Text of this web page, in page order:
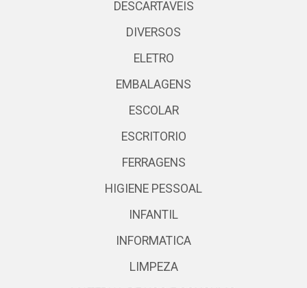
DESCARTAVEIS
DIVERSOS
ELETRO
EMBALAGENS
ESCOLAR
ESCRITORIO
FERRAGENS
HIGIENE PESSOAL
INFANTIL
INFORMATICA
LIMPEZA